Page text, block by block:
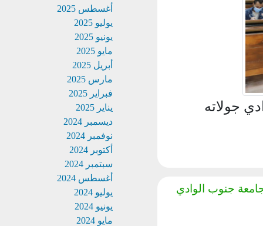
جولاته
جنوب الوادي
أغسطس 2025
يوليو 2025
يونيو 2025
مايو 2025
أبريل 2025
مارس 2025
فبراير 2025
يناير 2025
ديسمبر 2024
نوفمبر 2024
أكتوبر 2024
سبتمبر 2024
أغسطس 2024
يوليو 2024
يونيو 2024
مايو 2024